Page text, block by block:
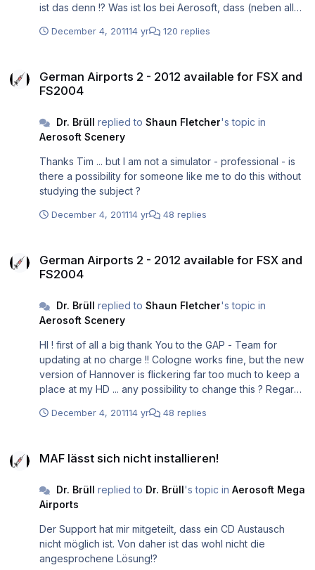
ist das denn !? Was ist los bei Aerosoft, dass (neben all
noch solche Anfängerfehler passieren ? enttäuschend ...
December 4, 201114 yr 120 replies
German Airports 2 - 2012 available for FSX and
FS2004
Dr. Brüll replied to Shaun Fletcher's topic in
Aerosoft Scenery
Thanks Tim ... but I am not a simulator - professional - is
there a possibility for someone like me to do this without
studying the subject ?
December 4, 201114 yr 48 replies
German Airports 2 - 2012 available for FSX and
FS2004
Dr. Brüll replied to Shaun Fletcher's topic in
Aerosoft Scenery
HI ! first of all a big thank You to the GAP - Team for
updating at no charge !! Cologne works fine, but the new
version of Hannover is flickering far too much to keep a
place at my HD ... any possibility to change this ? Regards
December 4, 201114 yr 48 replies
MAF lässt sich nicht installieren!
Dr. Brüll replied to Dr. Brüll's topic in Aerosoft Mega
Airports
Der Support hat mir mitgeteilt, dass ein CD Austausch
nicht möglich ist. Von daher ist das wohl nicht die
angesprochene Lösung!?